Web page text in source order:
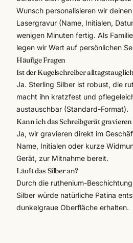
Wunsch personalisieren wir
Lasergravur (Name, Initialen,
wenigen Minuten fertig. Als
legen wir Wert auf persönlichen
Häufige Fragen
Ist der Kugelschreiber
Ja. Sterling Silber ist robust, die
macht ihn kratzfest und
austauschbar (Standard-Format).
Kann ich das Schreibgerät gravieren
Ja, wir gravieren direkt im
Name, Initialen oder kurze
Gerät, zur Mitnahme bereit.
Läuft das Silber an?
Durch die ruthenium-Beschichtung
Silber würde natürliche Patina
dunkelgraue Oberfläche erhalten.